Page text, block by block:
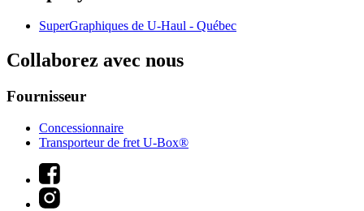
SuperGraphiques de U-Haul - Québec
Collaborez avec nous
Fournisseur
Concessionnaire
Transporteur de fret U-Box®